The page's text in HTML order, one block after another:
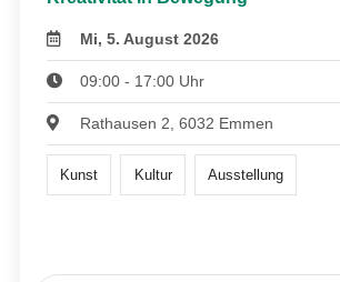
Mi, 5. August 2026
09:00 - 17:00 Uhr
Rathausen 2, 6032 Emmen
Kunst Kultur Ausstellung